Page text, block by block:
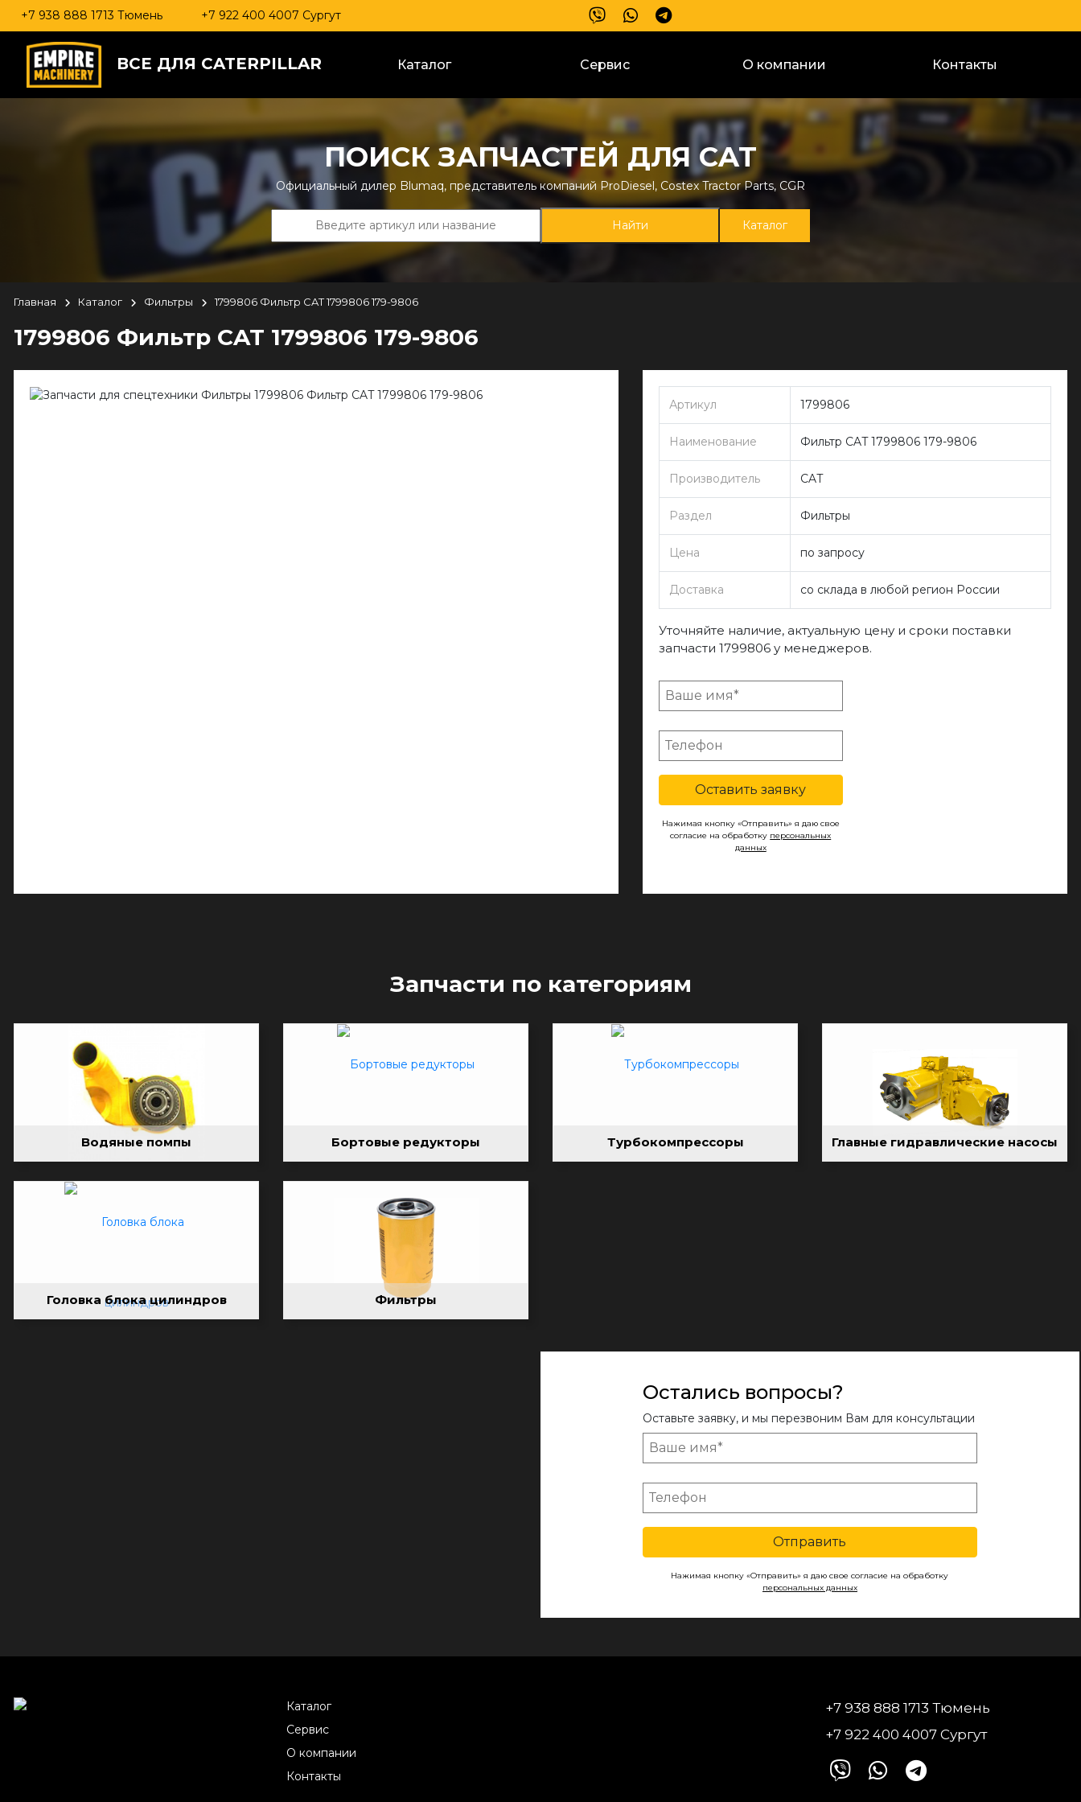
+7 938 888 1713 Тюмень +7 922 400 4007 Сургут
ВСЕ ДЛЯ CATERPILLAR Каталог Сервис О компании Контакты
ПОИСК ЗАПЧАСТЕЙ ДЛЯ CAT
Официальный дилер Blumaq, представитель компаний ProDiesel, Costex Tractor Parts, CGR
Каталог
Главная Каталог Фильтры 1799806 Фильтр CAT 1799806 179-9806
1799806 Фильтр CAT 1799806 179-9806
Артикул 1799806
Наименование Фильтр CAT 1799806 179-9806
Производитель CAT
Раздел Фильтры
Цена по запросу
Доставка со склада в любой регион России
Уточняйте наличие, актуальную цену и сроки поставки
запчасти 1799806 у менеджеров.
Оставить заявку
Нажимая кнопку «Отправить» я даю свое
согласие на обработку персональных
данных
Запчасти по категориям
Водяные помпы Бортовые редукторы Турбокомпрессоры Главные гидравлические насосы
Головка блока цилиндров Фильтры
Остались вопросы?
Оставьте заявку, и мы перезвоним Вам для консультации
Отправить
Нажимая кнопку «Отправить» я даю свое согласие на обработку
персональных данных
Каталог
Сервис
О компании
Контакты
+7 938 888 1713 Тюмень
+7 922 400 4007 Сургут